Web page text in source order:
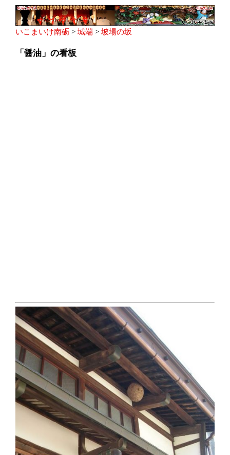
いこまいけ南砺 > 城端 > 坡場の坂
「醤油」の看板